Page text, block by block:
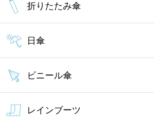
折りたたみ傘
日傘
ビニール傘
レインブーツ